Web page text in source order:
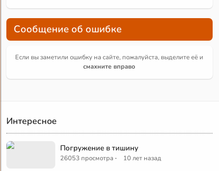
Сообщение об ошибке
Если вы заметили ошибку на сайте, пожалуйста, выделите её и
смахните вправо
Интересное
Погружение в тишину
26053 просмотра · 10 лет назад